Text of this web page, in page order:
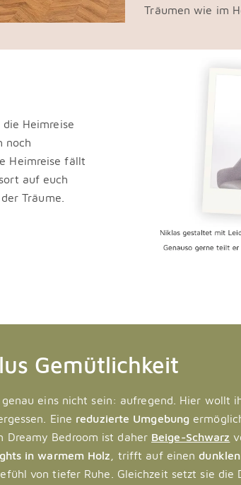
Träumen wie im
Heimreise
noch
Heimreise fällt
auf euch
Träume.
Gemütlichkeit
eins nicht sein: aufregend. Hier wollt
Eine reduzierte Umgebung
Dreamy Bedroom ist daher Beige-Schwarz
in warmem Holz , trifft auf einen
von tiefer Ruhe. Gleichzeit setzt sie die